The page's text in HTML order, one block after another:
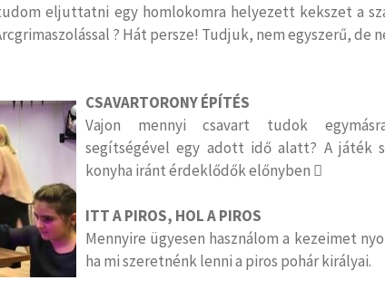
eljuttatni egy homlokomra helyezett kekszet a
? Hát persze! Tudjuk, nem egyszerű, de
CSAVARTORONY ÉPÍTÉS
Vajon mennyi csavart tudok
segítségével egy adott idő alatt? A játék
konyha iránt érdeklődők előnyben 
ITT A PIROS, HOL A PIROS
Mennyire ügyesen használom a kezeimet
ha mi szeretnénk lenni a piros pohár királyai.